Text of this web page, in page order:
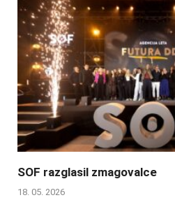
SOF razglasil zmagovalce
18. 05. 2026